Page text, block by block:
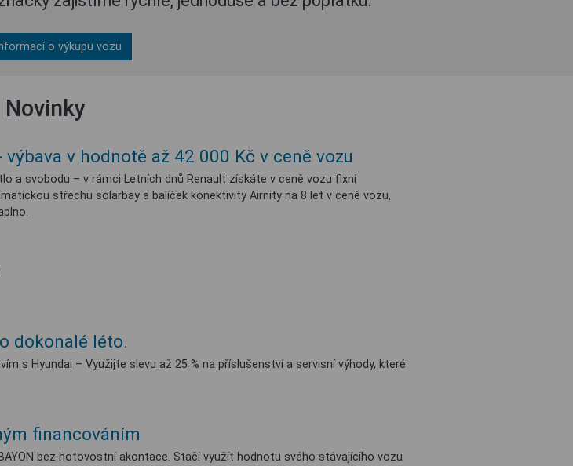
o výkupu vozu
Novinky
výbava v hodnotě až 42 000 Kč v ceně vozu
a svobodu – v rámci Letních dnů Renault získáte v ceně vozu fixní
střechu solarbay a balíček konektivity Airnity na 8 let v ceně vozu,
dokonalé léto.
s Hyundai – Využijte slevu až 25 % na příslušenství a servisní výhody, které
financováním
bez hotovostní akontace. Stačí využít hodnotu svého stávajícího vozu